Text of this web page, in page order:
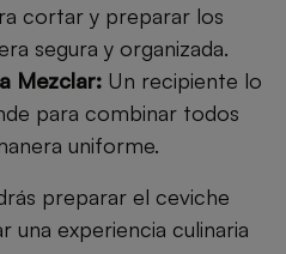
cortar y preparar los
segura y organizada.
Mezclar: Un recipiente lo
para combinar todos
uniforme.
preparar el ceviche
una experiencia culinaria